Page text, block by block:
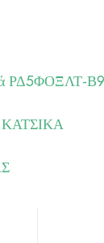
ΡΔ5ΦΟΞΛΤ-